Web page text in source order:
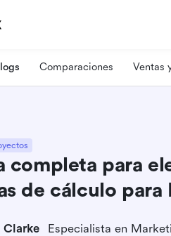
Comparaciones Ventas
completa para
de cálculo para
Clarke